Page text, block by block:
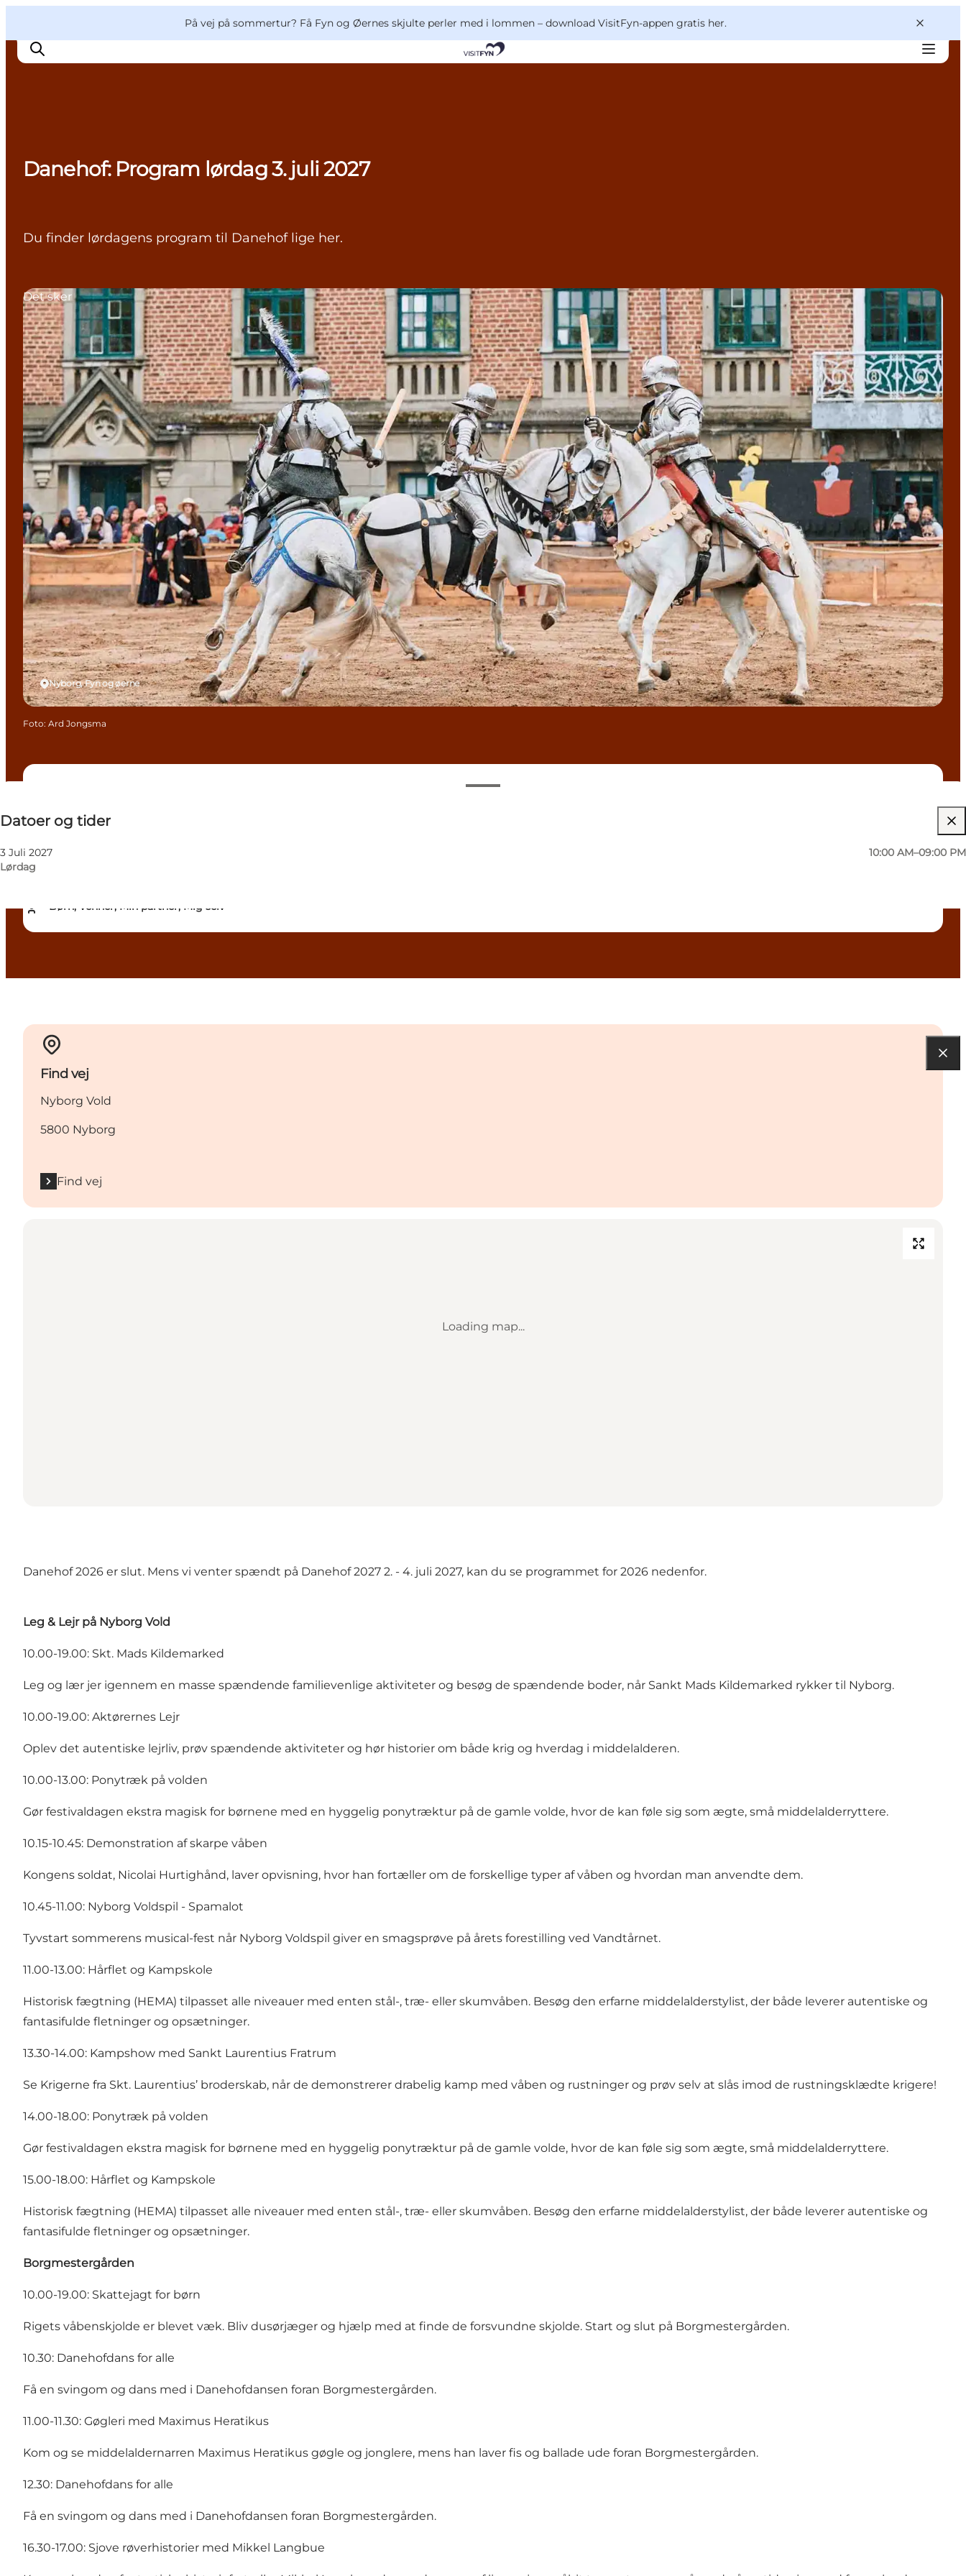
På vej på sommertur? Få Fyn og Øernes skjulte perler med i lommen – download VisitFyn-appen gratis her.
Oplevelser
Outdoor
Book lokale oplevelser
Danehof: Program lørdag 3. juli 2027
Du finder lørdagens program til Danehof lige her.
Datoer og tider
3 Juli 2027
Lørdag
10:00 AM–09:00 PM
Gratis
Besøg hjemmeside
Børn, Venner, Min partner, Mig selv
Nyborg, Fyn og øerne
Det sker
Foto: Ard Jongsma
Find vej
Nyborg Vold
5800 Nyborg
Find vej
Loading map...
Danehof 2026 er slut. Mens vi venter spændt på Danehof 2027 2. - 4. juli 2027, kan du se programmet for 2026 nedenfor.
Leg & Lejr på Nyborg Vold
10.00-19.00: Skt. Mads Kildemarked
Leg og lær jer igennem en masse spændende familievenlige aktiviteter og besøg de spændende boder, når Sankt Mads Kildemarked rykker til Nyborg.
10.00-19.00: Aktørernes Lejr
Oplev det autentiske lejrliv, prøv spændende aktiviteter og hør historier om både krig og hverdag i middelalderen.
10.00-13.00: Ponytræk på volden
Gør festivaldagen ekstra magisk for børnene med en hyggelig ponytræktur på de gamle volde, hvor de kan føle sig som ægte, små middelalderryttere.
10.15-10.45: Demonstration af skarpe våben
Kongens soldat, Nicolai Hurtighånd, laver opvisning, hvor han fortæller om de forskellige typer af våben og hvordan man anvendte dem.
10.45-11.00: Nyborg Voldspil - Spamalot
Tyvstart sommerens musical-fest når Nyborg Voldspil giver en smagsprøve på årets forestilling ved Vandtårnet.
11.00-13.00: Hårflet og Kampskole
Historisk fægtning (HEMA) tilpasset alle niveauer med enten stål-, træ- eller skumvåben. Besøg den erfarne middelalderstylist, der både leverer autentiske og
fantasifulde fletninger og opsætninger.
13.30-14.00: Kampshow med Sankt Laurentius Fratrum
Se Krigerne fra Skt. Laurentius’ broderskab, når de demonstrerer drabelig kamp med våben og rustninger og prøv selv at slås imod de rustningsklædte krigere!
14.00-18.00: Ponytræk på volden
Gør festivaldagen ekstra magisk for børnene med en hyggelig ponytræktur på de gamle volde, hvor de kan føle sig som ægte, små middelalderryttere.
15.00-18.00: Hårflet og Kampskole
Historisk fægtning (HEMA) tilpasset alle niveauer med enten stål-, træ- eller skumvåben. Besøg den erfarne middelalderstylist, der både leverer autentiske og
fantasifulde fletninger og opsætninger.
Borgmestergården
10.00-19.00: Skattejagt for børn
Rigets våbenskjolde er blevet væk. Bliv dusørjæger og hjælp med at finde de forsvundne skjolde. Start og slut på Borgmestergården.
10.30: Danehofdans for alle
Få en svingom og dans med i Danehofdansen foran Borgmestergården.
11.00-11.30: Gøgleri med Maximus Heratikus
Kom og se middelaldernarren Maximus Heratikus gøgle og jonglere, mens han laver fis og ballade ude foran Borgmestergården.
12.30: Danehofdans for alle
Få en svingom og dans med i Danehofdansen foran Borgmestergården.
16.30-17.00: Sjove røverhistorier med Mikkel Langbue